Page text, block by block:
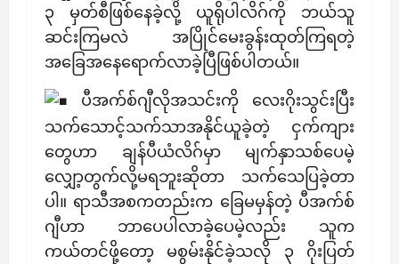
၃ မှတ်စီဖြစ်နေခဲ့လို့ ယူရိုပါလိဂ်ကို ဘယ်သူ
ဆင်းကြမလဲ အပြိုင်မေးခွန်းထုတ်ကြရတဲ့
အခြေအနေရောက်လာခဲ့ပြီဖြစ်ပါတယ်။
ပီအက်စ်ဂျီလိုအသင်းကို လေးဂိုးသွင်းပြီး
သက်သောင့်သက်သာအနိုင်ယူခဲ့တဲ့ ငှက်ကျား
တွေဟာ ချန်ပီယံလိဂ်မှာ မျက်နှာသစ်ပေမဲ့
လျှော့တွက်လို့မရဘူးဆိုတာ သက်သေပြခဲ့တာ
ပါ။ ရာသီအစကတည်းက ခြေမမှန်တဲ့ ပီအက်စ်
ဂျီဟာ ဘာပေပါလာခဲ့ပေမဲ့လည်း သူက
ကယ်တင်ဖို့တော့ မစွမ်းနိုင်ခဲ့သလို ၃ ဂိုးပြတ်